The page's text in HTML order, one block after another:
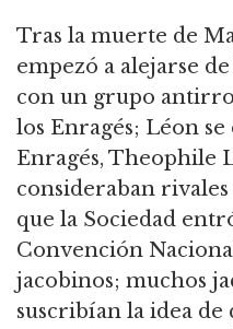
Tras la muerte de
empezó a alejarse
con un grupo
los Enragés; Léon
Enragés, Theophile
consideraban
que la Sociedad
Convención
jacobinos; muchos
suscribían la idea de